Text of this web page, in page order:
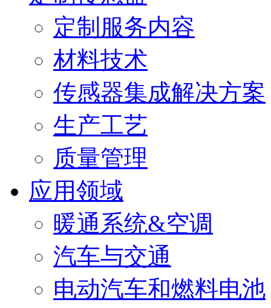
定制服务内容
材料技术
传感器集成解决方案
生产工艺
质量管理
应用领域
暖通系统&空调
汽车与交通
电动汽车和燃料电池